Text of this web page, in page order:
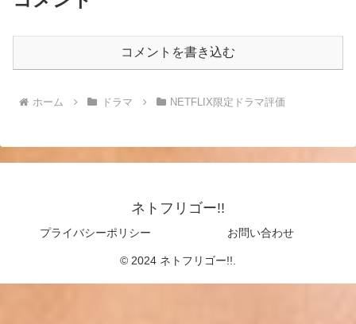
コメントを書き込む
ホーム ドラマ NETFLIX限定ドラマ評価
ネトフリゴー!!
プライバシーポリシー お問い合わせ
© 2024 ネトフリゴー!!.